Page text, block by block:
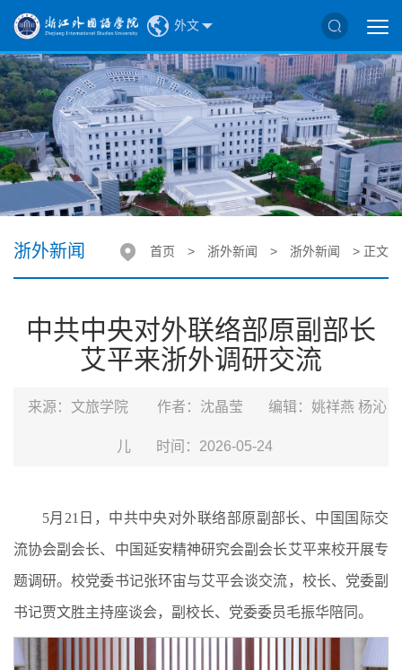
外文
浙外新闻 首页 > 浙外新闻 > 浙外新闻 > 正文
中共中央对外联络部原副部长
艾平来浙外调研交流
来源：文旅学院 作者：沈晶莹 编辑：姚祥燕 杨沁
儿 时间：2026-05-24
5月21日，中共中央对外联络部原副部长、中国国际交
流协会副会长、中国延安精神研究会副会长艾平来校开展专
题调研。校党委书记张环宙与艾平会谈交流，校长、党委副
书记贾文胜主持座谈会，副校长、党委委员毛振华陪同。